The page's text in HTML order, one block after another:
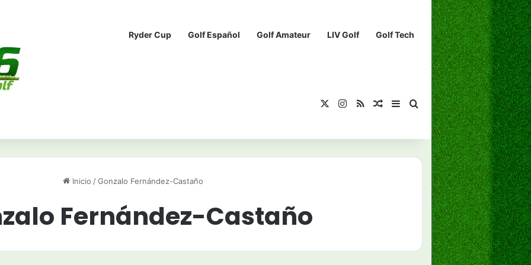
Ryder Cup Golf Español Golf Amateur LIV Golf Golf Tech
Instagram
RSS ¡Muéstrame un artículo
Barra lateral
Buscar...
Inicio / Gonzalo Fernández-Castaño
Fernández-Castaño